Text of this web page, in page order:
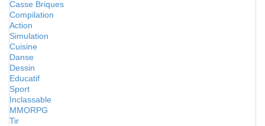
Casse Briques
Compilation
Action
Simulation
Cuisine
Danse
Dessin
Educatif
Sport
Inclassable
MMORPG
Tir